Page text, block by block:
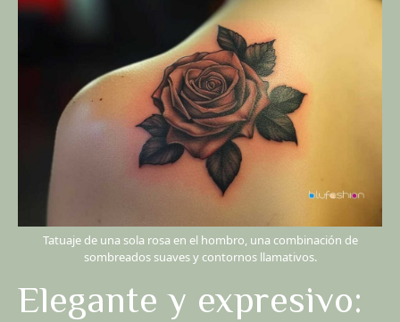
Tatuaje de una sola rosa en el hombro, una combinación de
sombreados suaves y contornos llamativos.
Elegante y expresivo: